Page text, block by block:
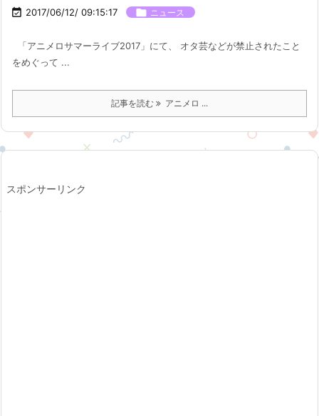
 2017/06/12/ 09:15:17  ニュース
「アニメロサマーライブ2017」にて、 オタ芸などが禁止されたこと
をめぐって ...
記事を読む アニメロ ...
スポンサーリンク